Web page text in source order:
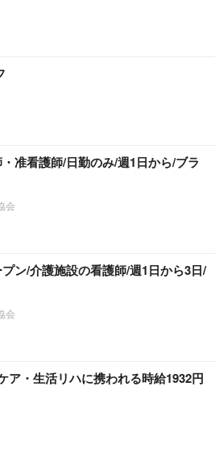
准看護師/日勤のみ/週1日から/ブラ
会
ン/介護施設の看護師/週1日から3日/
会
ア・生活リハに携われる時給1932円